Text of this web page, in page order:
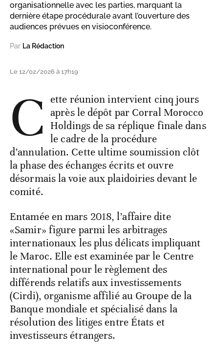
organisationnelle avec les parties, marquant la
dernière étape procédurale avant l’ouverture des
audiences prévues en visioconférence.
Par La Rédaction
Le 12/02/2026 à 17h19
C ette réunion intervient cinq jours
après le dépôt par Corral Morocco
Holdings de sa réplique finale dans
le cadre de la procédure
d’annulation. Cette ultime soumission clôt
la phase des échanges écrits et ouvre
désormais la voie aux plaidoiries devant le
comité.
Entamée en mars 2018, l’affaire dite
«Samir» figure parmi les arbitrages
internationaux les plus délicats impliquant
le Maroc. Elle est examinée par le Centre
international pour le règlement des
différends relatifs aux investissements
(Cirdi), organisme affilié au Groupe de la
Banque mondiale et spécialisé dans la
résolution des litiges entre États et
investisseurs étrangers.